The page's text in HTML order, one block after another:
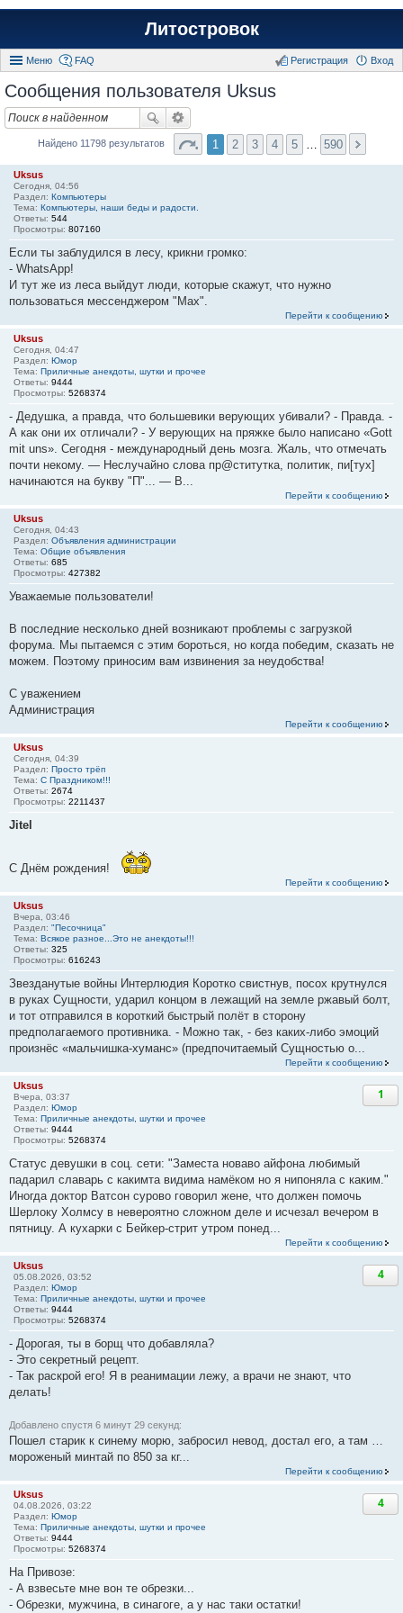
Литостровок
Меню FAQ Вход
Регистрация
Сообщения пользователя Uksus
Найдено 11798 результатов 1 2 3 4 5 590
Uksus
Сегодня, 04:56
Раздел: Компьютеры
Тема: Компьютеры, наши беды и радости.
Ответы: 544
Просмотры: 807160
Если ты заблудился в лесу, крикни громко:
- WhаtsАрр!
И тут же из леса выйдут люди, которые скажут, что нужно
пользоваться мессенджером "Мах".
Перейти к сообщению
Uksus
Сегодня, 04:47
Раздел: Юмор
Тема: Приличные анекдоты, шутки и прочее
Ответы: 9444
Просмотры: 5268374
- Дедушка, а правда, что большевики верующих убивали? - Правда. -
А как они их отличали? - У верующих на пряжке было написано «Gott
mit uns». Сегодня - международный день мозга. Жаль, что отмечать
почти некому. — Неслучайно слова пр@ститутка, политик, пи[тух]
начинаются на букву "П"... — В...
Перейти к сообщению
Uksus
Сегодня, 04:43
Раздел: Объявления администрации
Тема: Общие объявления
Ответы: 685
Просмотры: 427382
Уважаемые пользователи!
В последние несколько дней возникают проблемы с загрузкой
форума. Мы пытаемся с этим бороться, но когда победим, сказать не
можем. Поэтому приносим вам извинения за неудобства!
С уважением
Администрация
Перейти к сообщению
Uksus
Сегодня, 04:39
Раздел: Просто трёп
Тема: С Праздником!!!
Ответы: 2674
Просмотры: 2211437
Jitel
С Днём рождения!
Перейти к сообщению
Uksus
Вчера, 03:46
Раздел: "Песочница"
Тема: Всякое разное...Это не анекдоты!!!
Ответы: 325
Просмотры: 616243
Звезданутые войны Интерлюдия Коротко свистнув, посох крутнулся
в руках Сущности, ударил концом в лежащий на земле ржавый болт,
и тот отправился в короткий быстрый полёт в сторону
предполагаемого противника. - Можно так, - без каких-либо эмоций
произнёс «мальчишка-хуманс» (предпочитаемый Сущностью о...
Перейти к сообщению
Uksus
Вчера, 03:37
Раздел: Юмор
Тема: Приличные анекдоты, шутки и прочее
Ответы: 9444
Просмотры: 5268374
1
Статус девушки в соц. сети: "Заместа новаво айфона любимый
падарил славарь с какимта видима намёком но я нипоняла с каким."
Иногда доктор Ватсон сурово говорил жене, что должен помочь
Шерлоку Холмсу в невероятно сложном деле и исчезал вечером в
пятницу. А кухарки с Бейкер-стрит утром понед...
Перейти к сообщению
Uksus
05.08.2026, 03:52
Раздел: Юмор
Тема: Приличные анекдоты, шутки и прочее
Ответы: 9444
Просмотры: 5268374
4
- Дорогая, ты в борщ что добавляла?
- Это секретный рецепт.
- Так раскрой его! Я в реанимации лежу, а врачи не знают, что
делать!
Добавлено спустя 6 минут 29 секунд:
Пошел старик к синему морю, забросил невод, достал его, а там …
мороженый минтай по 850 за кг...
Перейти к сообщению
Uksus
04.08.2026, 03:22
Раздел: Юмор
Тема: Приличные анекдоты, шутки и прочее
Ответы: 9444
Просмотры: 5268374
4
На Привозе:
- А взвесьте мне вон те обрезки...
- Обрезки, мужчина, в синагоге, а у нас таки остатки!